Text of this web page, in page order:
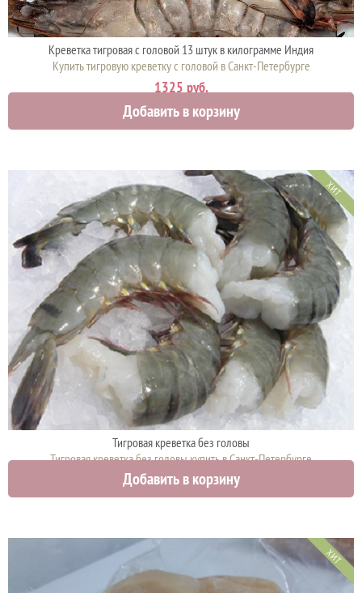
Креветка тигровая с головой 13 штук в килограмме Индия
Купить тигровую креветку с головой в Санкт-Петербурге
1325 руб.
Добавить в корзину
ХИТ
Тигровая креветка без головы
Тигровая креветка без головы купить в Санкт-Петербурге
1740 руб.
Добавить в корзину
ХИТ